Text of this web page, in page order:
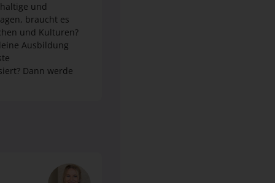
und
braucht es
und Kulturen?
Ausbildung
Dann werde